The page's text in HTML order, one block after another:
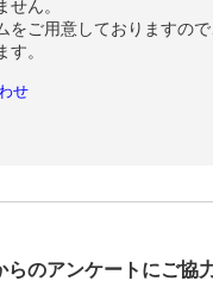
ん。
ご用意しておりますの
。
せ
院なび
らのアンケートにご協